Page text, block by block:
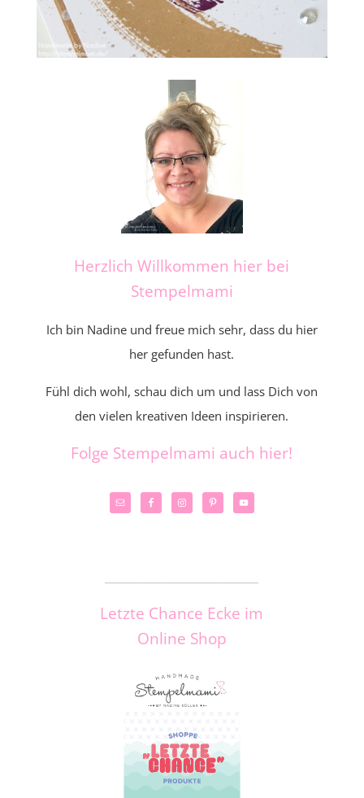
Herzlich Willkommen hier bei
Stempelmami
Ich bin Nadine und freue mich sehr, dass du hier
her gefunden hast.
Fühl dich wohl, schau dich um und lass Dich von
den vielen kreativen Ideen inspirieren.
Folge Stempelmami auch hier!
Letzte Chance Ecke im
Online Shop